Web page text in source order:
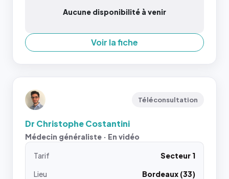
Aucune disponibilité à venir
Voir la fiche
Téléconsultation
Dr Christophe Costantini
Médecin généraliste · En vidéo
Tarif
Secteur 1
Lieu
Bordeaux (33)